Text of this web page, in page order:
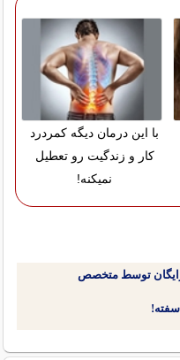
با این درمان دیگه کمردرد
کار و زندگیت رو تعطیل
نمیکنه!
رایگان توسط متخصص